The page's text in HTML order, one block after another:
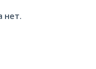
нет.